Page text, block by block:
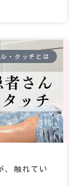
・タッチとは
、触れてい